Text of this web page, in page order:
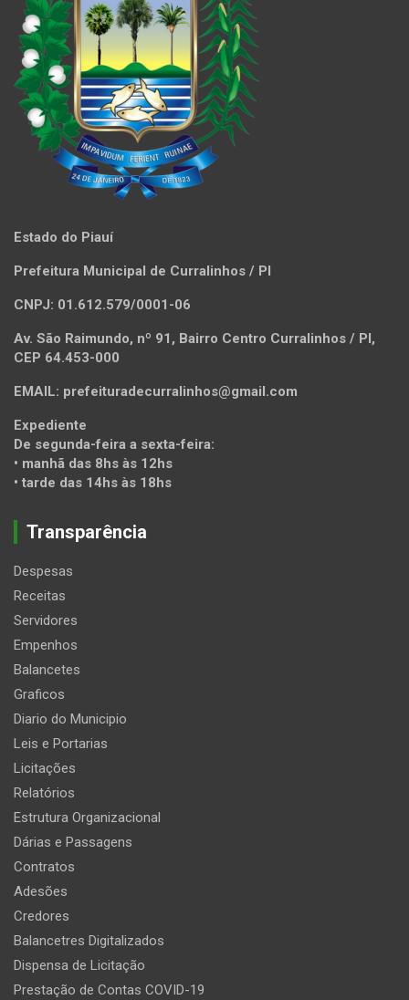
Estado do Piauí
Prefeitura Municipal de Curralinhos / PI
CNPJ: 01.612.579/0001-06
Av. São Raimundo, nº 91, Bairro Centro Curralinhos / PI,
CEP 64.453-000
EMAIL: prefeituradecurralinhos@gmail.com
Expediente
De segunda-feira a sexta-feira:
• manhã das 8hs às 12hs
• tarde das 14hs às 18hs
Transparência
Despesas
Receitas
Servidores
Empenhos
Balancetes
Graficos
Diario do Municipio
Leis e Portarias
Licitações
Relatórios
Estrutura Organizacional
Dárias e Passagens
Contratos
Adesões
Credores
Balancetres Digitalizados
Dispensa de Licitação
Prestação de Contas COVID-19